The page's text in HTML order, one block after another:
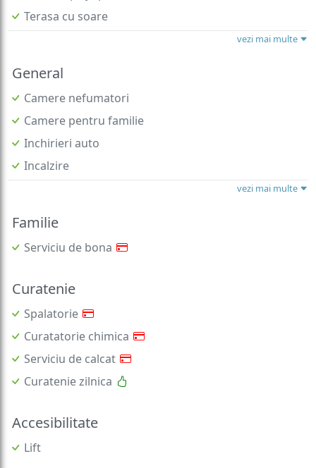
Terasa cu soare
vezi mai multe
General
Camere nefumatori
Camere pentru familie
Inchirieri auto
Incalzire
vezi mai multe
Familie
Serviciu de bona
Curatenie
Spalatorie
Curatatorie chimica
Serviciu de calcat
Curatenie zilnica
Accesibilitate
Lift